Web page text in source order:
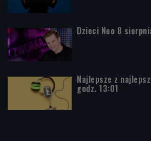
Dzieci Neo 8
Najlepsze z
godz. 13:01